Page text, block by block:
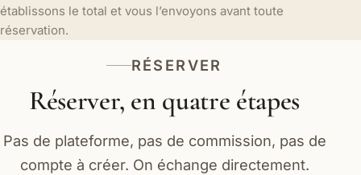
établissons le total et vous l’envoyons avant toute
réservation.
RÉSERVER
Réserver, en quatre étapes
Pas de plateforme, pas de commission, pas de
compte à créer. On échange directement.